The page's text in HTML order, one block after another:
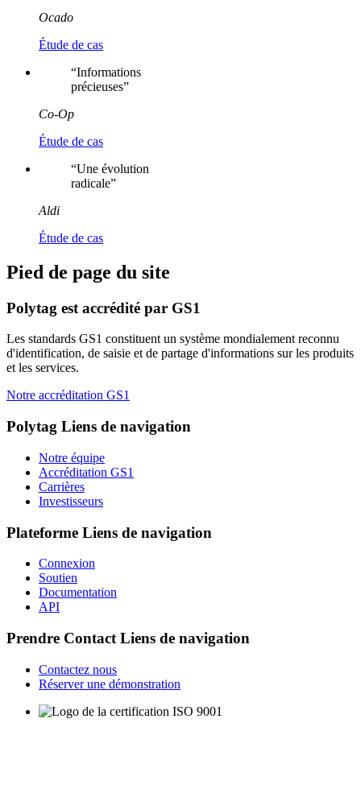
Ocado
Étude de cas
“Informations
précieuses”
Co-Op
Étude de cas
“Une évolution
radicale”
Aldi
Étude de cas
Pied de page du site
Polytag est accrédité par GS1
Les standards GS1 constituent un système mondialement reconnu
d'identification, de saisie et de partage d'informations sur les produits
et les services.
Notre accréditation GS1
Polytag Liens de navigation
Notre équipe
Accréditation GS1
Carrières
Investisseurs
Plateforme Liens de navigation
Connexion
Soutien
Documentation
API
Prendre Contact Liens de navigation
Contactez nous
Réserver une démonstration